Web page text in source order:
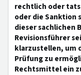
rechtlich oder
oder die Sanktion
dieser sachlichen
Revisionsführer
klarzustellen, um
Prüfung zu
Rechtsmittel ein